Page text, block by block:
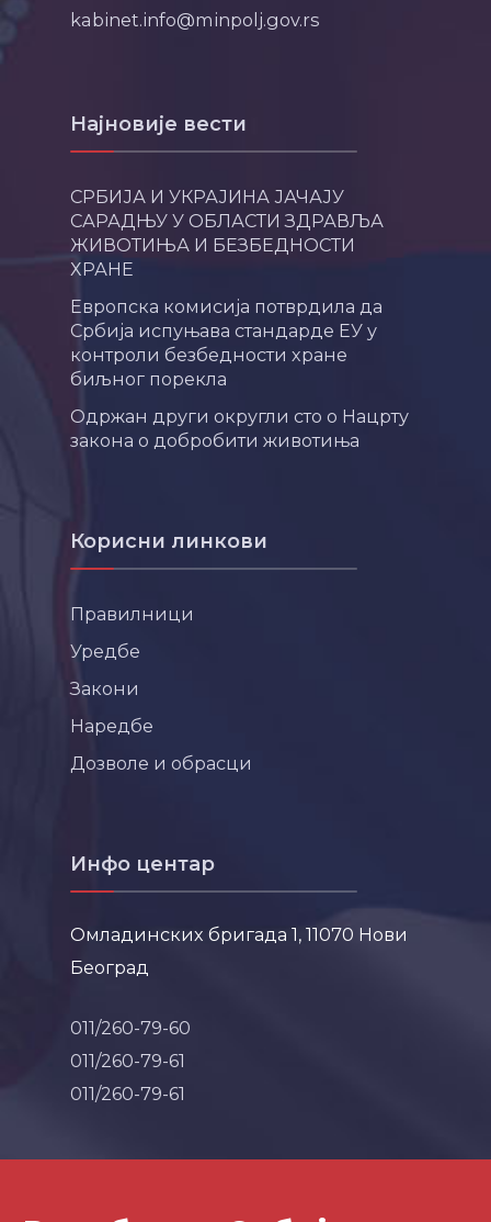
kabinet.info@minpolj.gov.rs
Најновије вести
СРБИЈА И УКРАЈИНА ЈАЧАЈУ
САРАДЊУ У ОБЛАСТИ ЗДРАВЉА
ЖИВОТИЊА И БЕЗБЕДНОСТИ
ХРАНЕ
Европска комисија потврдила да
Србија испуњава стандарде ЕУ у
контроли безбедности хране
биљног порекла
Одржан други округли сто о Нацрту
закона о добробити животиња
Корисни линкови
Правилници
Уредбе
Закони
Наредбе
Дозволе и обрасци
Инфо центар
Омладинских бригада 1, 11070 Нови
Београд
011/260-79-60
011/260-79-61
011/260-79-61